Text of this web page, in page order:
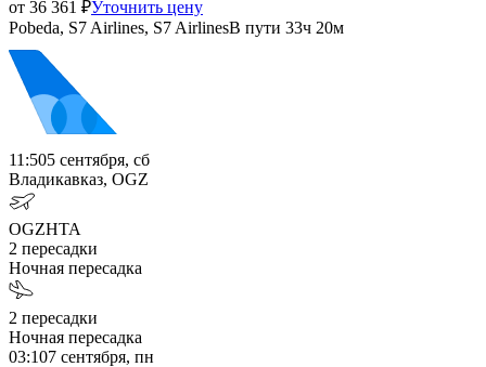
от 36 361 ₽Уточнить цену
Pobeda, S7 Airlines, S7 AirlinesВ пути 33ч 20м
11:505 сентября, сб
Владикавказ, OGZ
OGZHTA
2 пересадки
Ночная пересадка
2 пересадки
Ночная пересадка
03:107 сентября, пн